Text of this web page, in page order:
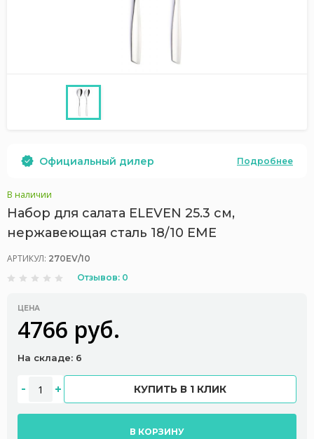
Официальный дилер Подробнее
В наличии
Набор для салата ELEVEN 25.3 см,
нержавеющая сталь 18/10 EME
АРТИКУЛ: 270EV/10
Отзывов: 0
ЦЕНА
4766 руб.
На складе: 6
КУПИТЬ В 1 КЛИК
В КОРЗИНУ